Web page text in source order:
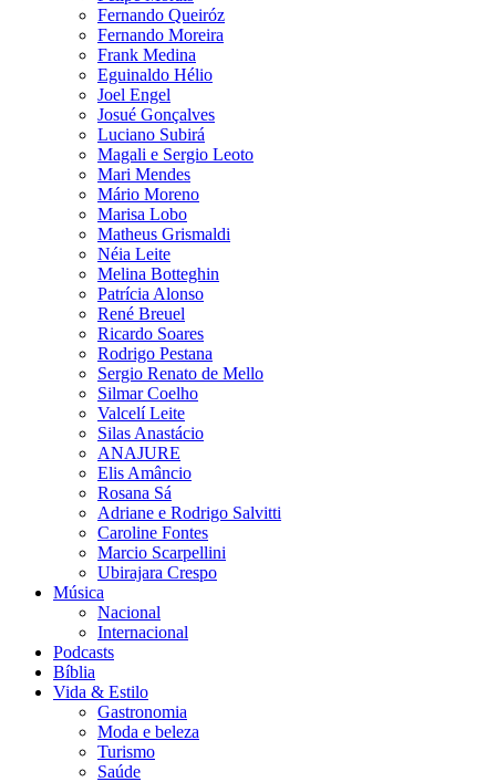
Fernando Queiróz
Fernando Moreira
Frank Medina
Eguinaldo Hélio
Joel Engel
Josué Gonçalves
Luciano Subirá
Magali e Sergio Leoto
Mari Mendes
Mário Moreno
Marisa Lobo
Matheus Grismaldi
Néia Leite
Melina Botteghin
Patrícia Alonso
René Breuel
Ricardo Soares
Rodrigo Pestana
Sergio Renato de Mello
Silmar Coelho
Valcelí Leite
Silas Anastácio
ANAJURE
Elis Amâncio
Rosana Sá
Adriane e Rodrigo Salvitti
Caroline Fontes
Marcio Scarpellini
Ubirajara Crespo
Música
Nacional
Internacional
Podcasts
Bíblia
Vida & Estilo
Gastronomia
Moda e beleza
Turismo
Saúde